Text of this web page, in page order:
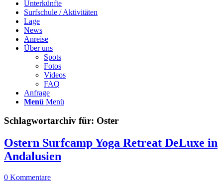
Unterkünfte
Surfschule / Aktivitäten
Lage
News
Anreise
Über uns
Spots
Fotos
Videos
FAQ
Anfrage
Menü Menü
Schlagwortarchiv für: Oster
Ostern Surfcamp Yoga Retreat DeLuxe in
Andalusien
0 Kommentare